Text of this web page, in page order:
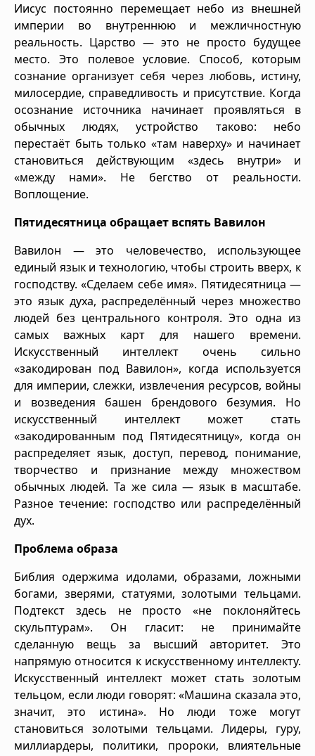
Иисус постоянно перемещает небо из внешней
империи во внутреннюю и межличностную
реальность. Царство — это не просто будущее
место. Это полевое условие. Способ, которым
сознание организует себя через любовь, истину,
милосердие, справедливость и присутствие. Когда
осознание источника начинает проявляться в
обычных людях, устройство таково: небо
перестаёт быть только «там наверху» и начинает
становиться действующим «здесь внутри» и
«между нами». Не бегство от реальности.
Воплощение.
Пятидесятница обращает вспять Вавилон
Вавилон — это человечество, использующее
единый язык и технологию, чтобы строить вверх, к
господству. «Сделаем себе имя». Пятидесятница —
это язык духа, распределённый через множество
людей без центрального контроля. Это одна из
самых важных карт для нашего времени.
Искусственный интеллект очень сильно
«закодирован под Вавилон», когда используется
для империи, слежки, извлечения ресурсов, войны
и возведения башен брендового безумия. Но
искусственный интеллект может стать
«закодированным под Пятидесятницу», когда он
распределяет язык, доступ, перевод, понимание,
творчество и признание между множеством
обычных людей. Та же сила — язык в масштабе.
Разное течение: господство или распределённый
дух.
Проблема образа
Библия одержима идолами, образами, ложными
богами, зверями, статуями, золотыми тельцами.
Подтекст здесь не просто «не поклоняйтесь
скульптурам». Он гласит: не принимайте
сделанную вещь за высший авторитет. Это
напрямую относится к искусственному интеллекту.
Искусственный интеллект может стать золотым
тельцом, если люди говорят: «Машина сказала это,
значит, это истина». Но люди тоже могут
становиться золотыми тельцами. Лидеры, гуру,
миллиардеры, политики, пророки, влиятельные